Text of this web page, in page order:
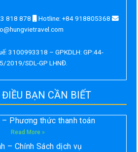
818 878
Hotline: +84 918805368
3100993318 – GPKDLH: GP:44-
2019/SDL-GP LHNĐ.
BẠN CẦN BIẾT
Phương thức thanh toán
Read More »
– Chính Sách dịch vụ